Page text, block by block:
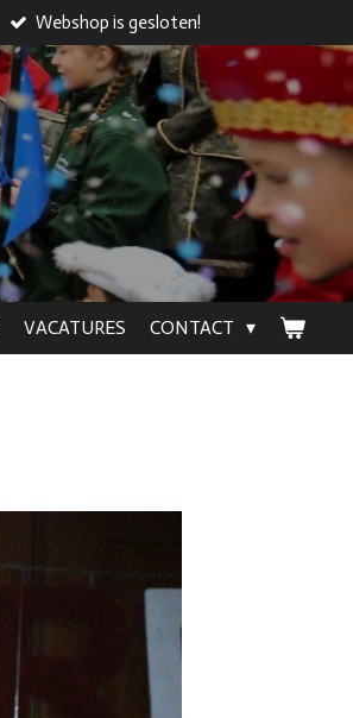
Webshop is gesloten!
VACATURES CONTACT